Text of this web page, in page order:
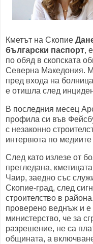
Кметът на Скопие
български паспорт,
по обяд в скопската
Северна Македония.
пред входа на
е отишла след
В последния месец
профила си във
с незаконно
интервюта по
След като излезе от
прегледана,
Чаир, заедно със
Скопие-град, след
строителство в
проверено веднъж и е
министерство, че за
разрешение, не са
общината, а